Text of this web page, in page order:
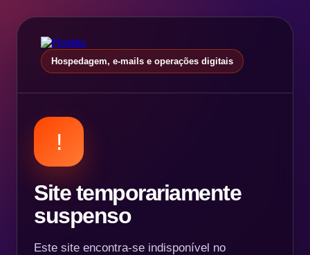
Hospedagem, e-mails e operações digitais
!
Site temporariamente
suspenso
Este site encontra-se indisponível no